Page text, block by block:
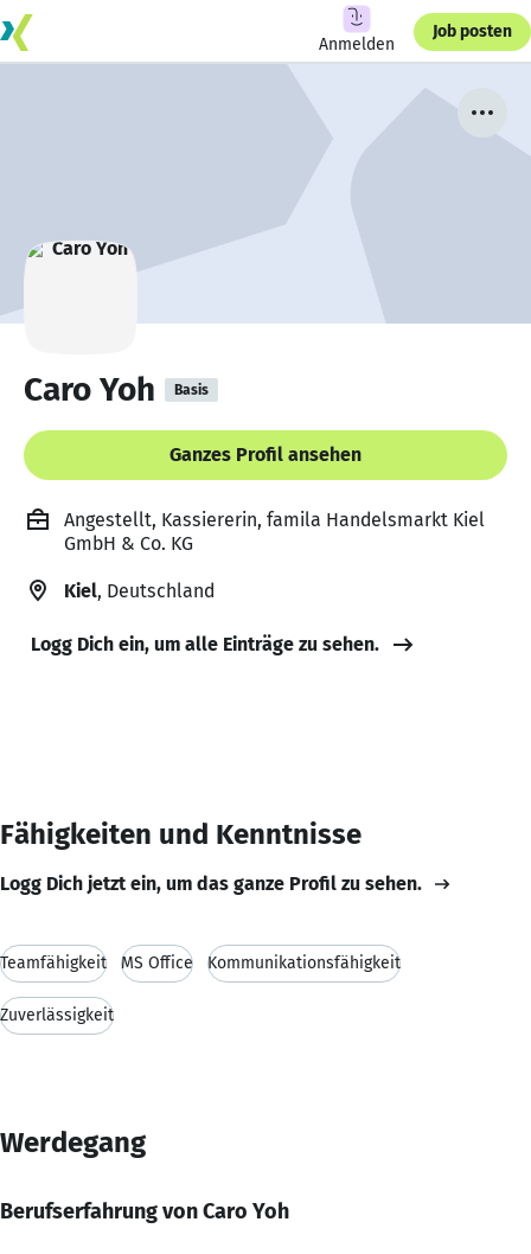
Anmelden
Job posten
Caro Yoh Basis
Ganzes Profil ansehen
Angestellt, Kassiererin, famila Handelsmarkt Kiel
GmbH & Co. KG
Kiel, Deutschland
Logg Dich ein, um alle Einträge zu sehen.
Fähigkeiten und Kenntnisse
Logg Dich jetzt ein, um das ganze Profil zu sehen.
Teamfähigkeit MS Office Kommunikationsfähigkeit
Zuverlässigkeit
Werdegang
Berufserfahrung von Caro Yoh